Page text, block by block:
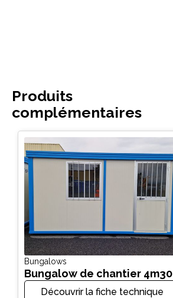
Produits
complémentaires
Bungalows
Bungalow de chantier 4m30
Découvrir la fiche technique